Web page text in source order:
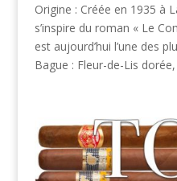
Origine : Créée en 1935 à
s’inspire du roman « Le
est aujourd’hui l’une des
Bague : Fleur-de-Lis